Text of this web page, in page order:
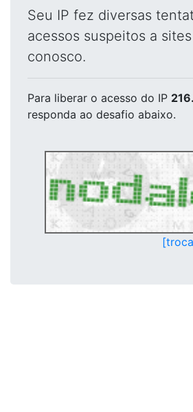
Seu IP fez diversas
acessos suspeitos a
conosco.
Para liberar o acesso do IP
responda ao desafio abaixo.